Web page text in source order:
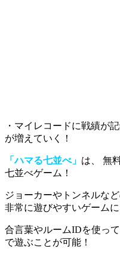
・マイレコードに戦績が
が増えていく！
「ハマる七並べ」 は、 無
七並べゲーム！
ジョーカーやトンネルな
非常に遊びやすいゲームに
合言葉やルームIDを使っ
で遊ぶことが可能！